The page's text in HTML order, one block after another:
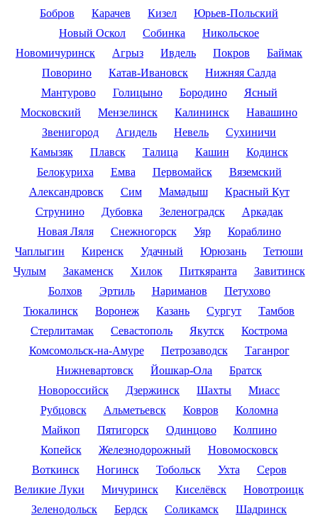
Бобров
Карачев Кизел
Юрьев-Польский
Новый Оскол
Собинка
Никольское
Новомичуринск
Агрыз Ивдель Покров
Баймак
Поворино
Катав-Ивановск
Нижняя Салда
Мантурово
Голицыно Бородино
Ясный
Московский
Мензелинск Калининск
Навашино
Звенигород
Агидель Невель
Сухиничи
Камызяк
Плавск Талица Кашин
Кодинск
Белокуриха
Емва Первомайск
Вяземский
Александровск
Сим Мамадыш
Красный Кут
Струнино
Дубовка Зеленоградск
Аркадак
Новая Ляля
Снежногорск Уяр
Кораблино
Чаплыгин
Киренск Удачный Юрюзань
Тетюши
Чулым
Закаменск Хилок Питкяранта
Завитинск
Болхов
Эртиль Нариманов
Петухово
Тюкалинск
Воронеж Казань Сургут
Тамбов
Стерлитамак
Севастополь Якутск
Кострома
Комсомольск-на-Амуре
Петрозаводск
Таганрог
Нижневартовск
Йошкар-Ола
Братск
Новороссийск
Дзержинск Шахты
Миасс
Рубцовск
Альметьевск Ковров
Коломна
Майкоп
Пятигорск Одинцово
Колпино
Копейск
Железнодорожный
Новомосковск
Воткинск
Ногинск Тобольск Ухта
Серов
Великие Луки
Мичуринск Киселёвск
Новотроицк
Зеленодольск
Бердск Соликамск
Шадринск